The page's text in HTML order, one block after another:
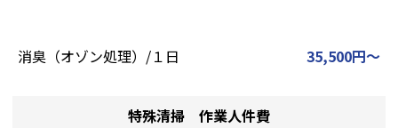
消臭（オゾン処理）/１日 35,500円～
特殊清掃 作業人件費